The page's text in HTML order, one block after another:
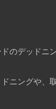
デッドニン
ニングや、